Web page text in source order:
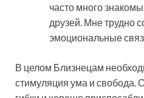
часто много
друзей. Мне трудно
эмоциональные
В целом Близнецам
стимуляция ума и свобода.